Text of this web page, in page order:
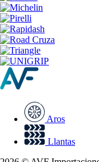
Aros
Llantas